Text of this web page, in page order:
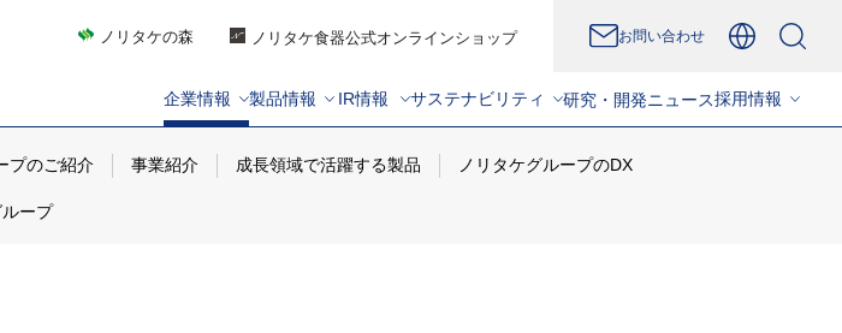
ノリタケの森 ノリタケ食器公式オンラインショップ お問い合わせ
企業情報 製品情報 IR情報 サステナビリティ 研究・開発ニュース採用情報
プのご紹介 事業紹介 成長領域で活躍する製品 ノリタケグループのDX
ープ